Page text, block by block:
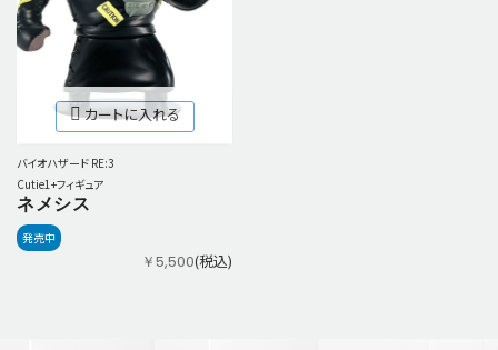
カートに入れる
バイオハザード RE:3
Cutie1+フィギュア
ネメシス
発売中
￥5,500(税込)